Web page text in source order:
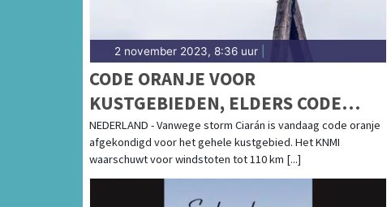
2 november 2023, 8:36 uur
CODE ORANJE VOOR
KUSTGEBIEDEN, ELDERS CODE
GEEL
NEDERLAND - Vanwege storm Ciarán is vandaag code oranje
afgekondigd voor het gehele kustgebied. Het KNMI
waarschuwt voor windstoten tot 110 km [...]